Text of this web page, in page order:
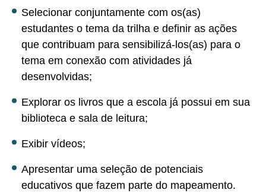
Selecionar conjuntamente com os(as)
estudantes o tema da trilha e definir as ações
que contribuam para sensibilizá-los(as) para o
tema em conexão com atividades já
desenvolvidas;
Explorar os livros que a escola já possui em sua
biblioteca e sala de leitura;
Exibir vídeos;
Apresentar uma seleção de potenciais
educativos que fazem parte do mapeamento.